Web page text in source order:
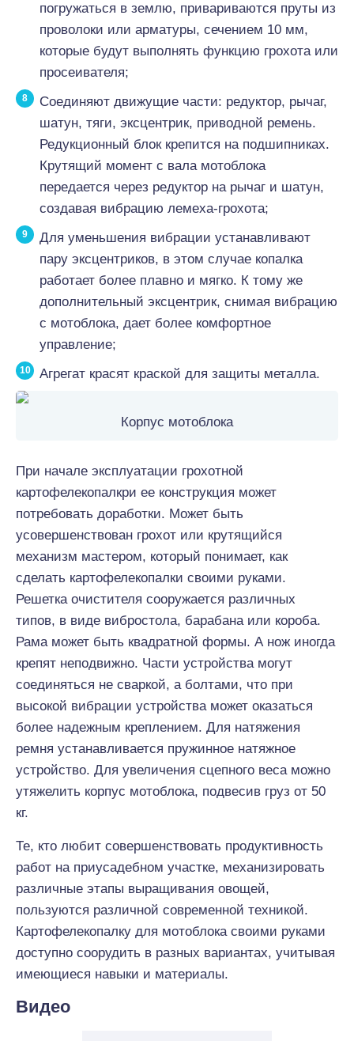
погружаться в землю, привариваются пруты из
проволоки или арматуры, сечением 10 мм,
которые будут выполнять функцию грохота или
просеивателя;
Соединяют движущие части: редуктор, рычаг,
шатун, тяги, эксцентрик, приводной ремень.
Редукционный блок крепится на подшипниках.
Крутящий момент с вала мотоблока
передается через редуктор на рычаг и шатун,
создавая вибрацию лемеха-грохота;
Для уменьшения вибрации устанавливают
пару эксцентриков, в этом случае копалка
работает более плавно и мягко. К тому же
дополнительный эксцентрик, снимая вибрацию
с мотоблока, дает более комфортное
управление;
Агрегат красят краской для защиты металла.
Корпус мотоблока
При начале эксплуатации грохотной
картофелекопалкри ее конструкция может
потребовать доработки. Может быть
усовершенствован грохот или крутящийся
механизм мастером, который понимает, как
сделать картофелекопалки своими руками.
Решетка очистителя сооружается различных
типов, в виде вибростола, барабана или короба.
Рама может быть квадратной формы. А нож иногда
крепят неподвижно. Части устройства могут
соединяться не сваркой, а болтами, что при
высокой вибрации устройства может оказаться
более надежным креплением. Для натяжения
ремня устанавливается пружинное натяжное
устройство. Для увеличения сцепного веса можно
утяжелить корпус мотоблока, подвесив груз от 50
кг.
Те, кто любит совершенствовать продуктивность
работ на приусадебном участке, механизировать
различные этапы выращивания овощей,
пользуются различной современной техникой.
Картофелекопалку для мотоблока своими руками
доступно соорудить в разных вариантах, учитывая
имеющиеся навыки и материалы.
Видео